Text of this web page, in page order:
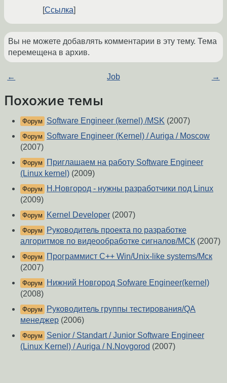
Ссылка
Вы не можете добавлять комментарии в эту тему. Тема
перемещена в архив.
← Job →
Похожие темы
Форум Software Engineer (kernel) /MSK (2007)
Форум
Software Engineer (Kernel) / Auriga / Moscow
(2007)
Форум
Приглашаем на работу Software Engineer
(Linux kernel) (2009)
Форум
Н.Новгород - нужны разработчики под Linux
(2009)
Форум Kernel Developer (2007)
Форум
Руководитель проекта по разработке
алгоритмов по видеообработке сигналов/МСК (2007)
Форум
Программист C++ Win/Unix-like systems/Мск
(2007)
Форум
Нижний Новгород Sofware Engineer(kernel)
(2008)
Форум
Руководитель группы тестирования/QA
менеджер (2006)
Форум
Senior / Standart / Junior Software Engineer
(Linux Kernel) / Auriga / N.Novgorod (2007)